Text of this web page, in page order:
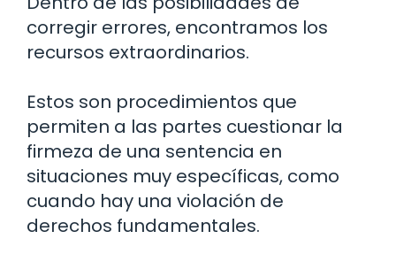
corregir errores, encontramos los
recursos extraordinarios.
Estos son procedimientos que
permiten a las partes cuestionar la
firmeza de una sentencia en
situaciones muy específicas, como
cuando hay una violación de
derechos fundamentales.